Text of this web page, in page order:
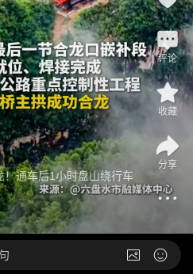
通车后1小时盘山绕行车
评论
收藏
分享